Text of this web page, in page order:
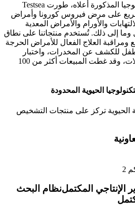
استنادًا إلى منصات التكنولوجيا المذكورة أعلاه، طورت Testsea
على مرض فيروس كورونا وأمراض
والأورام والأمراض المعدية
إلى ذلك. تُستخدم منتجاتنا على نطاق
العلاج الفعال للأمراض الحرجة
للكشف عن المخدرات، واختبار
الكحول، وغيرها من المجالات، وقد غطت المبيعات أكثر من 100
الحيوية المحدودة
الحيوية تركز على منتجات التشخيص
نظام البحث